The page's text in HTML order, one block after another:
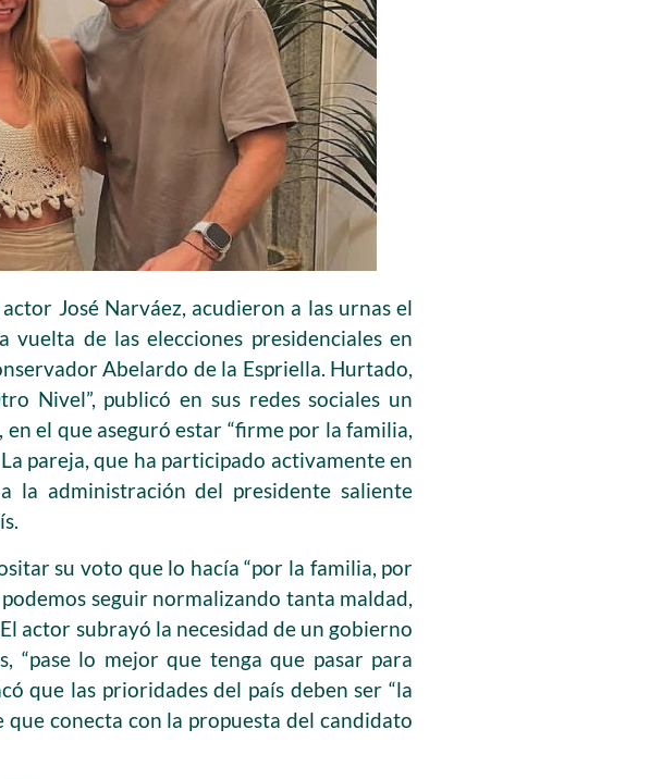
José Narváez, acudieron a las urnas el
de las elecciones presidenciales en
Abelardo de la Espriella. Hurtado,
Nivel”, publicó en sus redes sociales un
el que aseguró estar “firme por la familia,
pareja, que ha participado activamente en
la administración del presidente saliente
su voto que lo hacía “por la familia, por
seguir normalizando tanta maldad,
actor subrayó la necesidad de un gobierno
“pase lo mejor que tenga que pasar para
que las prioridades del país deben ser “la
que conecta con la propuesta del candidato